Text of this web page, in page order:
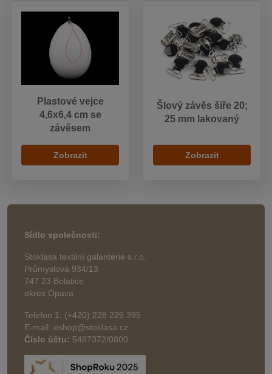
Plastové vejce
4,6x6,4 cm se
závěsem
Zobrazit
Šlový závěs šíře 20;
25 mm lakovaný
Zobrazit
Sídlo společnosti:
Stoklasa textilní galanterie s.r.o.
Průmyslová 934/13
747 23 Bolatice
okres Opava
Telefon 1: (+420) 228 229 395
E-mail: eshop@stoklasa.cz
Číslo účtu: 5487372/0800